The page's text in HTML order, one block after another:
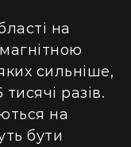
на
сильніше,
разів.
на
бути